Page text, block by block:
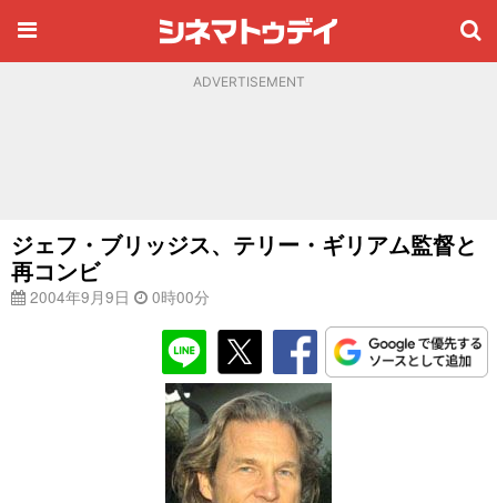
ADVERTISEMENT
ジェフ・ブリッジス、テリー・ギリアム監督と
再コンビ
2004年9月9日 0時00分